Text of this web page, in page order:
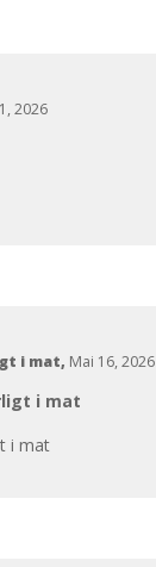
2026
i mat, Mai 16, 2026
i mat
i mat